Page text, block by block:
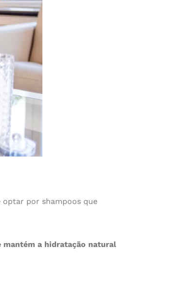
optar por shampoos que
mantém a hidratação natural